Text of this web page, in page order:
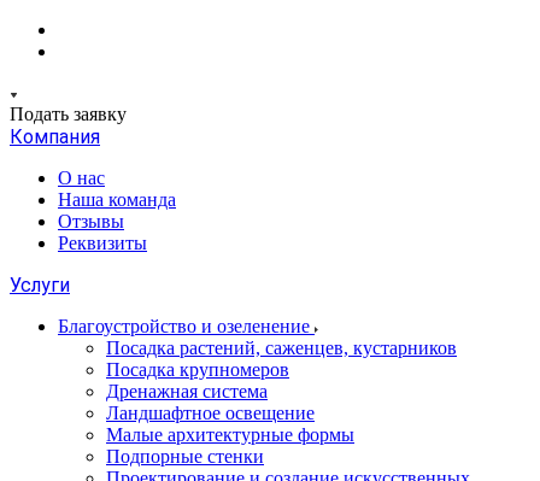
Подать заявку
Компания
О нас
Наша команда
Отзывы
Реквизиты
Услуги
Благоустройство и озеленение
Посадка растений, саженцев, кустарников
Посадка крупномеров
Дренажная система
Ландшафтное освещение
Малые архитектурные формы
Подпорные стенки